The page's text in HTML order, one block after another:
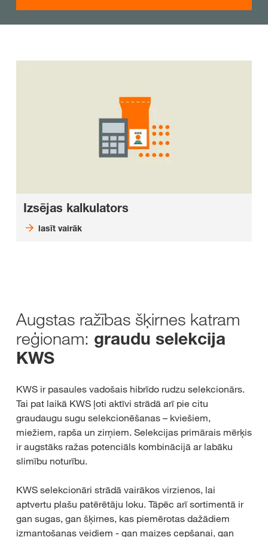
Izsējas kalkulators
lasīt vairāk
Augstas ražības šķirnes katram
reģionam: graudu selekcija
KWS
KWS ir pasaules vadošais hibrīdo rudzu selekcionārs.
Tai pat laikā KWS ļoti aktīvi strādā arī pie citu
graudaugu sugu selekcionēšanas – kviešiem,
miežiem, rapša un zirņiem. Selekcijas primārais mērķis
ir augstāks ražas potenciāls kombinācijā ar labāku
slimību noturību.
KWS selekcionāri strādā vairākos virzienos, lai
aptvertu plašu patērētāju loku. Tāpēc arī sortimentā ir
gan sugas, gan šķirnes, kas piemērotas dažādiem
izmantošanas veidiem - gan maizes cepšanai, gan